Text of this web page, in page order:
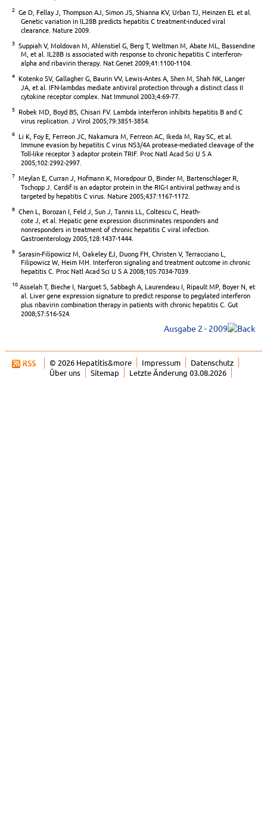
2 Ge D, Fellay J, Thompson AJ, Simon JS, Shianna KV, Urban TJ, Heinzen EL et al.
Genetic variation in IL28B predicts hepatitis C treatment-induced viral
clearance. Nature 2009.
3 Suppiah V, Moldovan M, Ahlenstiel G, Berg T, Weltman M, Abate ML, Bassendine
M, et al. IL28B is associated with response to chronic hepatitis C interferon-
alpha and ribavirin therapy. Nat Genet 2009;41:1100-1104.
4 Kotenko SV, Gallagher G, Baurin VV, Lewis-Antes A, Shen M, Shah NK, Langer
JA, et al. IFN-lambdas mediate antiviral protection through a distinct class II
cytokine receptor complex. Nat Immunol 2003;4:69-77.
5 Robek MD, Boyd BS, Chisari FV. Lambda interferon inhibits hepatitis B and C
virus replication. J Virol 2005;79:3851-3854.
6 Li K, Foy E, Ferreon JC, Nakamura M, Ferreon AC, Ikeda M, Ray SC, et al.
Immune evasion by hepatitis C virus NS3/4A protease-mediated cleavage of the
Toll-like receptor 3 adaptor protein TRIF. Proc Natl Acad Sci U S A
2005;102:2992-2997.
7 Meylan E, Curran J, Hofmann K, Moradpour D, Binder M, Bartenschlager R,
Tschopp J. Cardif is an adaptor protein in the RIG-I antiviral pathway and is
targeted by hepatitis C virus. Nature 2005;437:1167-1172.
8 Chen L, Borozan I, Feld J, Sun J, Tannis LL, Coltescu C, Heath-
cote J, et al. Hepatic gene expression discriminates responders and
nonresponders in treatment of chronic hepatitis C viral infection.
Gastroenterology 2005;128:1437-1444.
9 Sarasin-Filipowicz M, Oakeley EJ, Duong FH, Christen V, Terracciano L,
Filipowicz W, Heim MH. Interferon signaling and treatment outcome in chronic
hepatitis C. Proc Natl Acad Sci U S A 2008;105:7034-7039.
10 Asselah T, Bieche I, Narguet S, Sabbagh A, Laurendeau I, Ripault MP, Boyer N, et
al. Liver gene expression signature to predict response to pegylated interferon
plus ribavirin combination therapy in patients with chronic hepatitis C. Gut
2008;57:516-524.
Ausgabe 2 - 2009
© 2026 Hepatitis&more Impressum
Datenschutz
Über uns
Sitemap Letzte Änderung 03.08.2026